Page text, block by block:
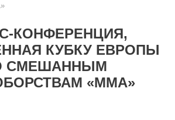
КОНФЕРЕНЦИЯ,
КУБКУ ЕВРОПЫ
СМЕШАННЫМ
«ММА»